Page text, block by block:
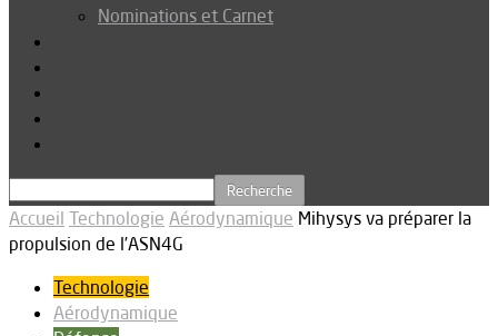
Nominations et Carnet
Accueil Technologie Aérodynamique Mihysys va préparer la
propulsion de l’ASN4G
Technologie
Aérodynamique